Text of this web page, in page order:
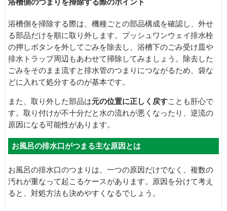
浴槽側のつまりを掃除する際のポイント
浴槽側を掃除する際は、機種ごとの部品構成を確認し、外せ
る部品だけを順に取り外します。プッシュワンウェイ排水栓
の押しボタンを外してごみを除去し、浴槽下のごみ受け皿や
排水トラップ周辺もあわせて掃除してみましょう。除去した
ごみをそのまま流すと排水管のつまりにつながるため、袋な
どに入れて処分するのが基本です。
また、取り外した部品は元の位置に正しく戻すことも肝心で
す。取り付けが不十分だと水の流れが悪くなったり、逆流の
原因になる可能性があります。
お風呂の排水口がつまる主な原因とは
お風呂の排水口のつまりは、一つの原因だけでなく、複数の
汚れが重なって起こるケースがあります。原因を分けて考え
ると、対処方法も決めやすくなるでしょう。